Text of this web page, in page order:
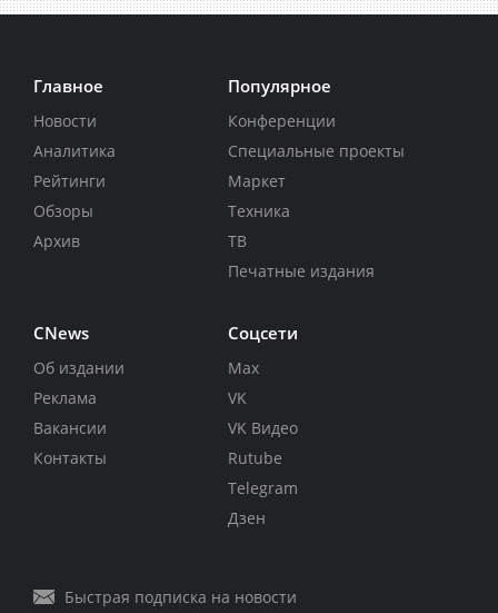
Главное
Новости
Аналитика
Рейтинги
Обзоры
Архив
Популярное
Конференции
Специальные проекты
Маркет
Техника
ТВ
Печатные издания
CNews
Об издании
Реклама
Вакансии
Контакты
Соцсети
Max
VK
VK Видео
Rutube
Telegram
Дзен
Быстрая подписка на новости